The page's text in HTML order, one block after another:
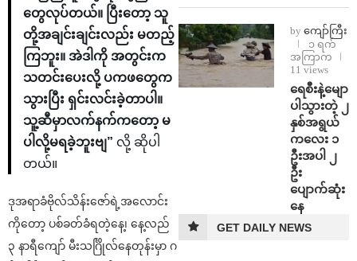
တွေလုပ်တယ်။ ပြီးတော့ သူ
တို့အချင်းချင်းလည်း မတည့်
ကြဘူး။ အဲဒါကို အတွင်းက
သတင်းပေးလို့ ပကဖတွေက
သွားပြီး ရှင်းလင်းခဲ့တာပါ။
သူ့ဆီမှာလက်နက်ကတော့ မ
ပါလို့မရခဲ့ဘူးဗျ” လို့ ဆိုပါ
တယ်။
ဒုအရာခံဗိုလ်သိန်းဇော်ရဲ့အလောင်း
ကိုတော့ ပစ်ခတ်ခံရတဲ့နေ့၊ နေ့လည်
၃ နာရီကျော် မီးသင်္ဂြိုလ်နေတုန်းမှာ ဂ
by ကျော်ကြီး
၁ ရက်
အကြာက
11 views
ရေစီးနဲ့မျော
ပါသွားတဲ့ ၂
နှစ်အရွယ်
ကလေး ၁
ဦးအပါ ၂
ဦး
ပျောက်ဆုံး
နေ
GET DAILY NEWS